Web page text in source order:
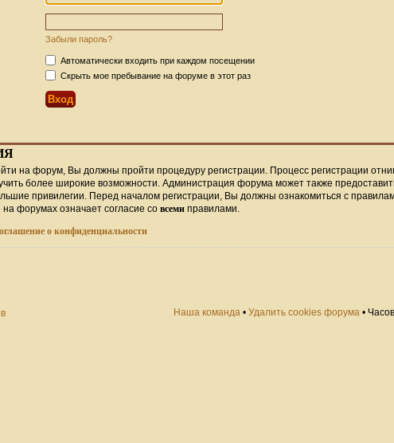
Забыли пароль?
Автоматически входить при каждом посещении
Скрыть мое пребывание на форуме в этот раз
на форум, Вы должны пройти процедуру регистрации. Процесс регистрации
более широкие возможности. Администрация форума может также
привилегии. Перед началом регистрации, Вы должны ознакомиться с
форумах означает согласие со всеми правилами.
о конфиденциальности
Наша команда • Удалить cookies форума •